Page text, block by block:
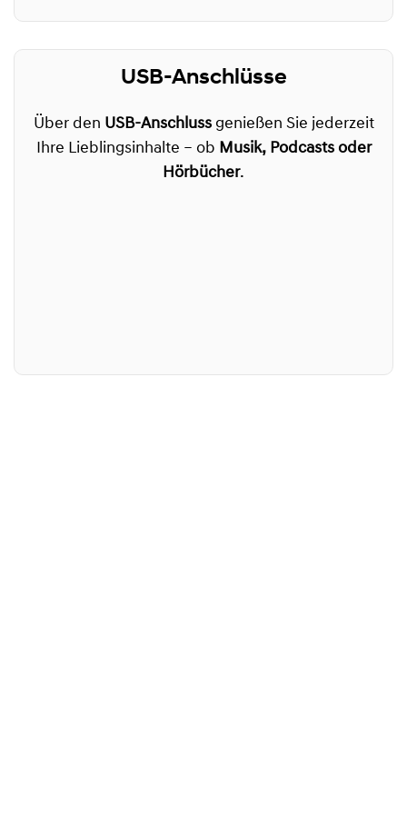
USB-Anschlüsse
Über den USB-Anschlussgenießen Sie jederzeit
Ihre Lieblingsinhalte – ob Musik, Podcasts oder
Hörbücher.